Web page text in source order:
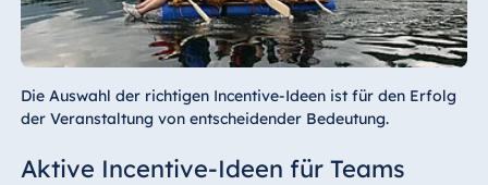
Die Auswahl der richtigen Incentive-Ideen ist für den Erfolg
der Veranstaltung von entscheidender Bedeutung.
Aktive Incentive-Ideen für Teams